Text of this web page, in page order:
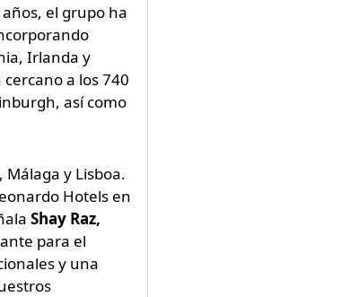
el grupo ha
Irlanda y
a los 740
así como
y Lisboa.
Hotels en
Shay Raz,
para el
y una